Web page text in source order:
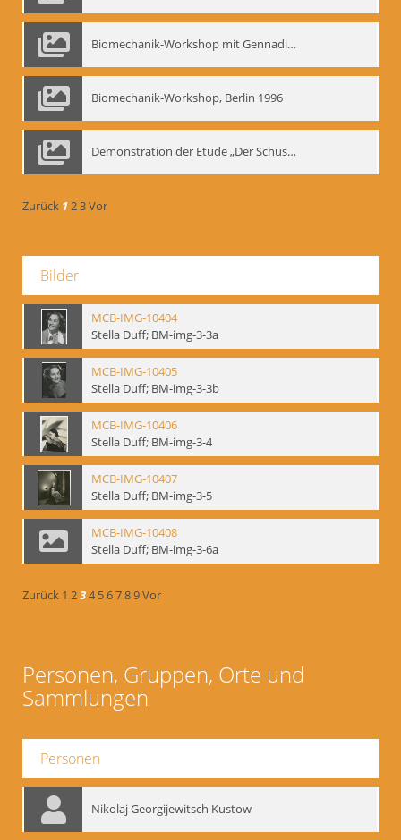
Biomechanik-Workshop mit Gennadij Nikolajewitsch Bogdanow im Mime Centrum Berlin, 1991
Biomechanik-Workshop, Berlin 1996
Demonstration der Etüde „Der Schuss mit dem Bogen“ durch Gennadij Nikolajewitsch Bogdanow, Berlin 1991
Zurück 123Vor
Bilder
MCB-IMG-10404
Stella Duff; BM-img-3-3a
MCB-IMG-10405
Stella Duff; BM-img-3-3b
MCB-IMG-10406
Stella Duff; BM-img-3-4
MCB-IMG-10407
Stella Duff; BM-img-3-5
MCB-IMG-10408
Stella Duff; BM-img-3-6a
Zurück 1 234 56789Vor
Personen, Gruppen, Orte und
Sammlungen
Personen
Nikolaj Georgijewitsch Kustow